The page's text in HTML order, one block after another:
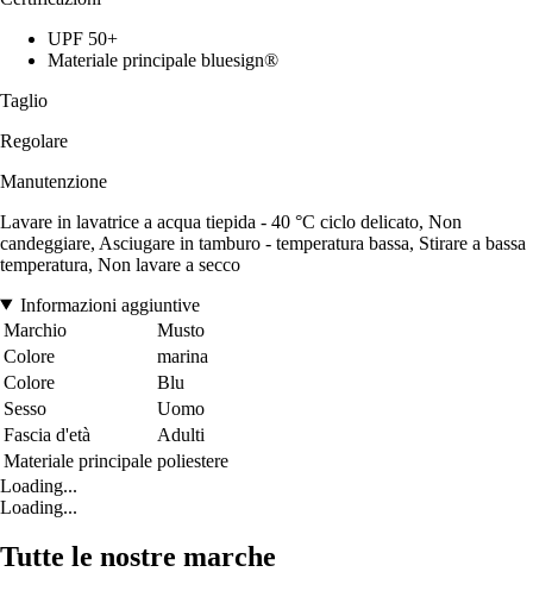
UPF 50+
Materiale principale bluesign®
Taglio
Regolare
Manutenzione
Lavare in lavatrice a acqua tiepida - 40 °C ciclo delicato, Non
candeggiare, Asciugare in tamburo - temperatura bassa, Stirare a bassa
temperatura, Non lavare a secco
Informazioni aggiuntive
Marchio
Musto
Colore
marina
Colore
Blu
Sesso
Uomo
Fascia d'età
Adulti
Materiale principale poliestere
Loading...
Loading...
Tutte le nostre marche